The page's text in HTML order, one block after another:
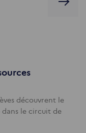
découvrent le
dans le circuit de